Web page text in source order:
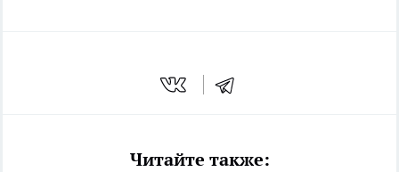
Читайте также: